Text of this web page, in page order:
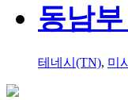
동남
테네시(TN), 미